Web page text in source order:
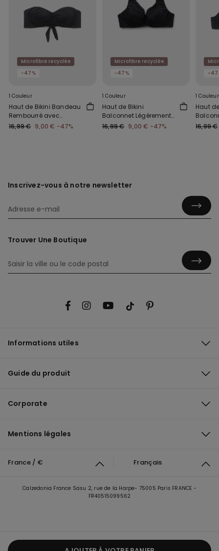
Microfibre recyclée
-47%
1 Couleur
Haut de Bikini Bandeau
Rembourré avec
Fronces Microfibre
16,99 € 9,00 € -47%
Microfibre recyclée
-47%
1 Couleur
Haut de Bikini
Balconnet Légèrement
Rembourré Froncé
16,99 € 9,00 € -47%
-
1 Couleur
Haut
16,99 €
Inscrivez-vous à notre newsletter
Trouver Une Boutique
Informations utiles
Guide du produit
Corporate
Mentions légales
France / € Français
Calzedonia France Sasu 2, rue de la Harpe- 75005 Paris FRANCE -
FR40515099562